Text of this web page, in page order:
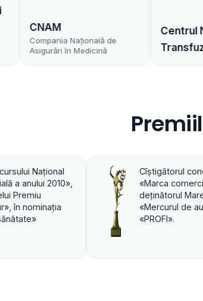
Naţională de
Medicină
Centrul Național de
Transfuzie a Sîngelui
concursului Naţional
comercială a anului 2010»,
Marelui Premiu
de aur», în nominaţia